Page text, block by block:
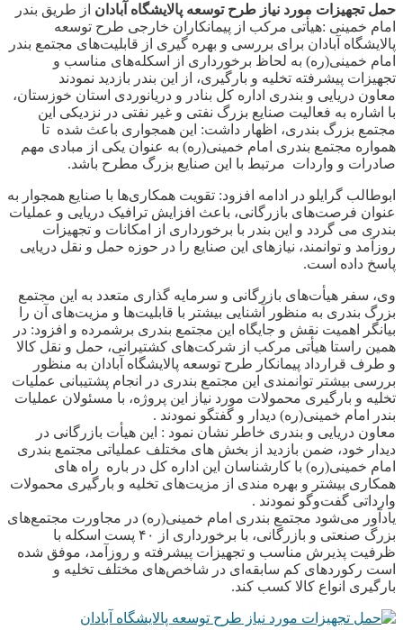
حمل تجهیزات مورد نیاز طرح توسعه پالایشگاه آبادان از طریق بندر
امام خمینی :هیأتی مرکب از پیمانکاران خارجی طرح توسعه
پالایشگاه آبادان برای بررسی و بهره گیری از قابلیت‌های مجتمع بندر
امام خمینی(ره) به لحاظ برخورداری از اسکله‌های مناسب و
تجهیزات پیشرفته تخلیه و بارگیری، از این بندر بازدید نمودند
معاون دریایی و بندری اداره کل بنادر و دریانوردی استان خوزستان،
با اشاره به فعالیت صنایع بزرگ نفتی و غیر نفتی در نزدیکی این
مجتمع بزرگ بندری، اظهار داشت: این همجواری باعث شده تا
همواره مجتمع بندری امام خمینی(ره) به عنوان یکی از مبادی مهم
صادرات و واردات مرتبط با این صنایع بزرگ مطرح باشد.
ابوطالب گرایلو در ادامه افزود: تقویت همکاری‌ها با صنایع همجوار به
عنوان فرصت‌های بازرگانی، باعث افزایش ترافیک دریایی و عملیات
بندری می گردد و این بندر با برخورداری از امکانات و تجهیزات
روزآمد و توانمند، نیازهای این صنایع را در حوزه حمل و نقل دریایی
پاسخ داده است.
وی، سفر هیأت‌های بازرگانی و سرمایه گذاری متعدد به این مجتمع
بزرگ بندری به منظور آشنایی بیشتر با قابلیت‌ها و مزیت‌های آن را
بیانگر اهمیت نقش و جایگاه این مجتمع بندری برشمرده و افزود: در
همین راستا هیأتی مرکب از شرکت‌های کشتیرانی، حمل و نقل کالا
و طرف قرارداد پیمانکار طرح توسعه پالایشگاه آبادان به منظور
بررسی بیشتر توانمندی این مجتمع بندری در انجام پشتیبانی عملیات
تخلیه و بارگیری محمولات مورد نیاز این پروژه، با مسئولان عملیات
بندر امام خمینی(ره) دیدار و گفتگو نمودند .
معاون دریایی و بندری خاطر نشان نمود : این هیأت بازرگانی در
دیدار خود، ضمن بازدید از بخش های مختلف عملیاتی مجتمع بندری
امام خمینی(ره) با کارشناسان این اداره کل در باره راه های
همکاری بیشتر و بهره مندی از مزیت‌های تخلیه و بارگیری محمولات
وارداتی گفت‌وگو نمودند .
یادآور می‌شود مجتمع بندری امام خمینی(ره) در مجاورت مجتمع‌های
بزرگ صنعتی و بازرگانی، با برخورداری از ۴۰ پست اسکله با
ظرفیت پذیرش مناسب و تجهیزات پیشرفته و روزآمد، موفق شده
است رکوردهای کم سابقه‌ای در شاخص‌های مختلف تخلیه و
بارگیری انواع کالا کسب کند.